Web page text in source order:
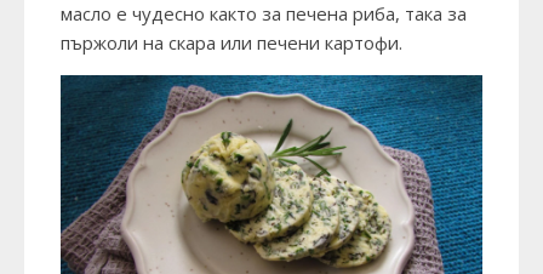
масло е чудесно както за печена риба, така за
пържоли на скара или печени картофи.